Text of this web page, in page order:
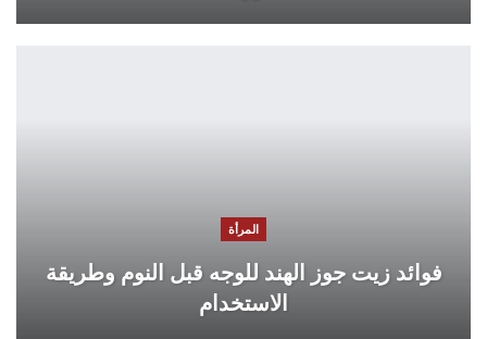
المرأة
فوائد زيت جوز الهند للوجه قبل النوم وطريقة
الاستخدام